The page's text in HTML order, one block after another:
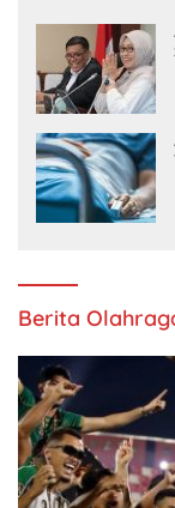
Berita